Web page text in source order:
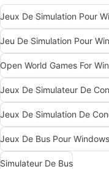
Jeux De Simulation Pour
Jeu De Simulation Pour
Open World Games For
Jeux De Simulation De
Jeux De Bus Pour
Simulateur De Bus